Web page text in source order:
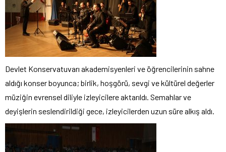
Devlet Konservatuvarı akademisyenleri ve öğrencilerinin sahne
aldığı konser boyunca; birlik, hoşgörü, sevgi ve kültürel değerler
müziğin evrensel diliyle izleyicilere aktarıldı. Semahlar ve
deyişlerin seslendirildiği gece, izleyicilerden uzun süre alkış aldı.